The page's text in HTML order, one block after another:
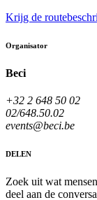
Krijg de
Organisator
Beci
+32 2 648 50 02
02/648.50.02
events@beci.be
DELEN
Zoek uit wat
deel aan de